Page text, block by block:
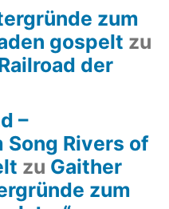
zum
gospelt zu
der
–
Song Rivers of
zu Gaither
zum